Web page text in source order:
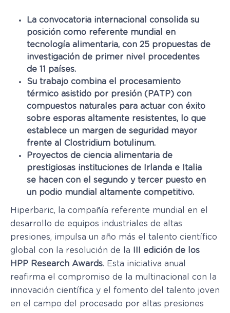
La convocatoria internacional consolida su
posición como referente mundial en
tecnología alimentaria, con 25 propuestas de
investigación de primer nivel procedentes
de 11 países.
Su trabajo combina el procesamiento
térmico asistido por presión (PATP) con
compuestos naturales para actuar con éxito
sobre esporas altamente resistentes, lo que
establece un margen de seguridad mayor
frente al Clostridium botulinum.
Proyectos de ciencia alimentaria de
prestigiosas instituciones de Irlanda e Italia
se hacen con el segundo y tercer puesto en
un podio mundial altamente competitivo.
Hiperbaric, la compañía referente mundial en el
desarrollo de equipos industriales de altas
presiones, impulsa un año más el talento científico
global con la resolución de la
III edición de los
HPP Research Awards. Esta iniciativa anual
reafirma el compromiso de la multinacional con la
innovación científica y el fomento del talento joven
en el campo del procesado por altas presiones